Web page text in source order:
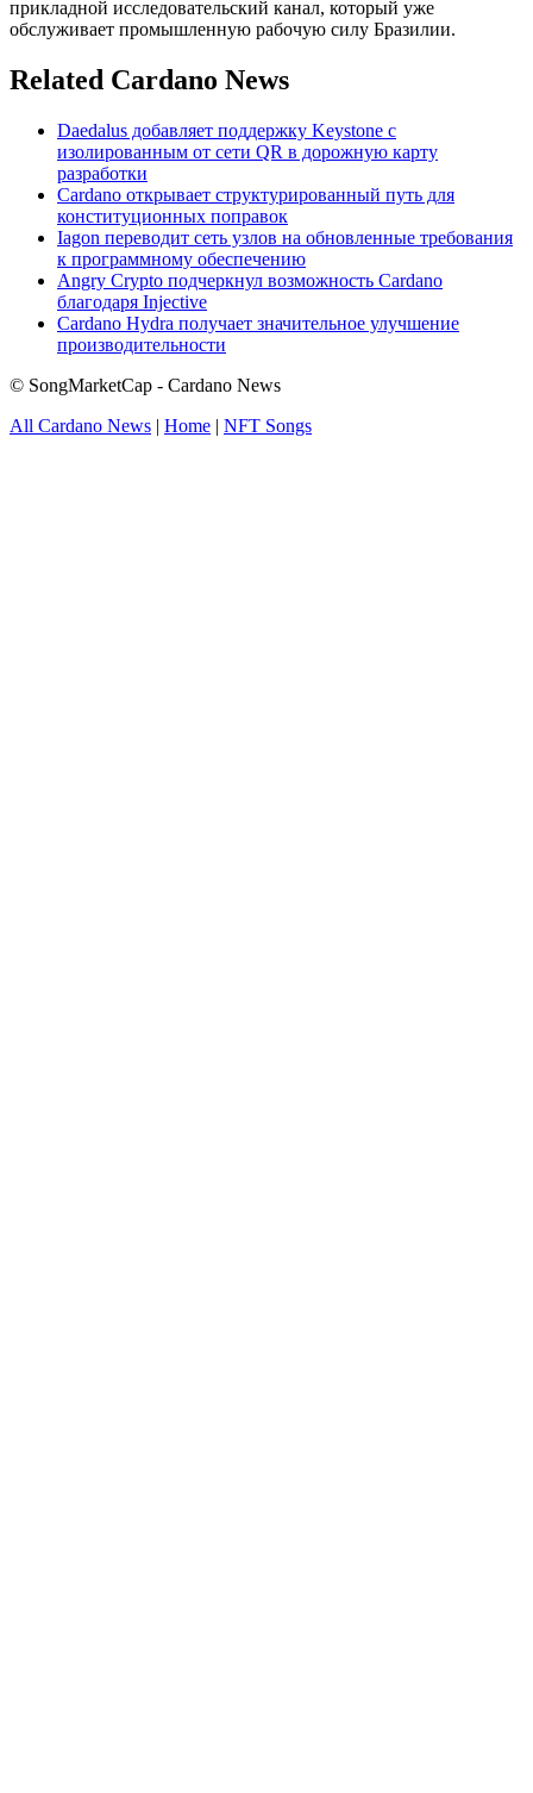
прикладной исследовательский канал, который уже
обслуживает промышленную рабочую силу Бразилии.
Related Cardano News
Daedalus добавляет поддержку Keystone с
изолированным от сети QR в дорожную карту
разработки
Cardano открывает структурированный путь для
конституционных поправок
Iagon переводит сеть узлов на обновленные требования
к программному обеспечению
Angry Crypto подчеркнул возможность Cardano
благодаря Injective
Cardano Hydra получает значительное улучшение
производительности
© SongMarketCap - Cardano News
All Cardano News | Home | NFT Songs